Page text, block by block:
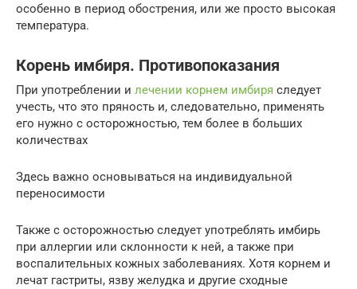
особенно в период обострения, или же просто высокая
температура.
Корень имбиря. Противопоказания
При употреблении и лечении корнем имбиря следует
учесть, что это пряность и, следовательно, применять
его нужно с осторожностью, тем более в больших
количествах
Здесь важно основываться на индивидуальной
переносимости
Также с осторожностью следует употреблять имбирь
при аллергии или склонности к ней, а также при
воспалительных кожных заболеваниях. Хотя корнем и
лечат гастриты, язву желудка и другие сходные